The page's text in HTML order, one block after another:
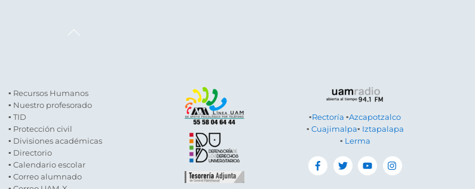
Back
▪ Recursos Humanos
▪ Nuestro profesorado
▪ TID
▪ Protección civil
▪ Divisiones académicas
▪ Directorio
▪ Calendario escolar
▪ Correo alumnado
▪Rectoría ▪Azcapotzalco
▪ Cuajimalpa▪ Iztapalapa
▪ Lerma